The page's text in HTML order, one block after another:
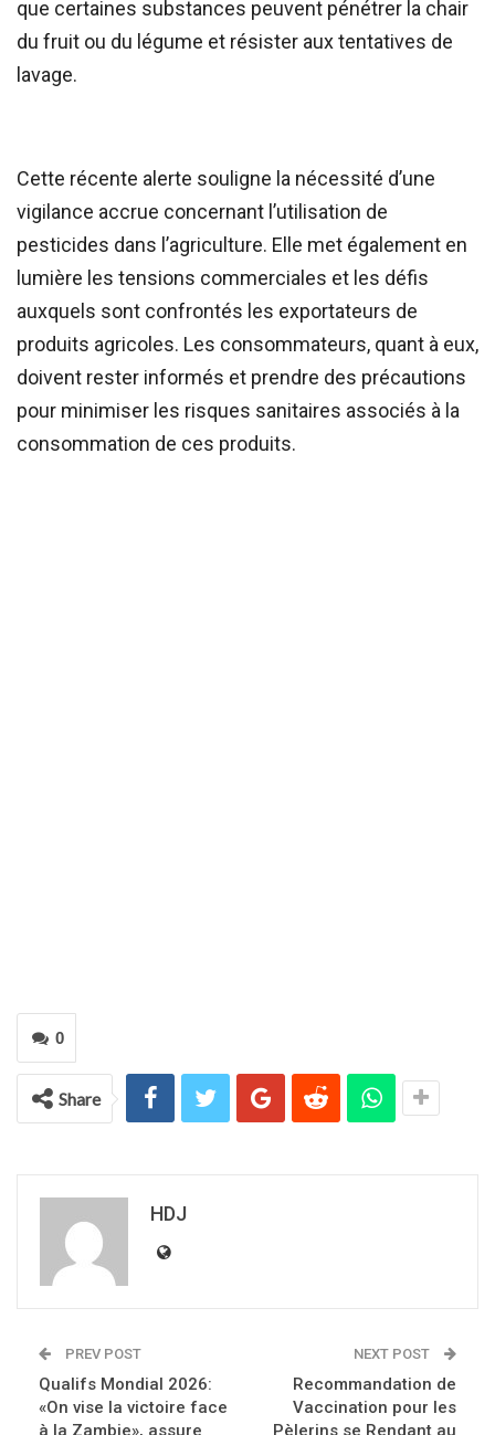
que certaines substances peuvent pénétrer la chair
du fruit ou du légume et résister aux tentatives de
lavage.
Cette récente alerte souligne la nécessité d’une
vigilance accrue concernant l’utilisation de
pesticides dans l’agriculture. Elle met également en
lumière les tensions commerciales et les défis
auxquels sont confrontés les exportateurs de
produits agricoles. Les consommateurs, quant à eux,
doivent rester informés et prendre des précautions
pour minimiser les risques sanitaires associés à la
consommation de ces produits.
0
Share
HDJ
PREV POST
Qualifs Mondial 2026:
«On vise la victoire face
NEXT POST
Recommandation de
Vaccination pour les